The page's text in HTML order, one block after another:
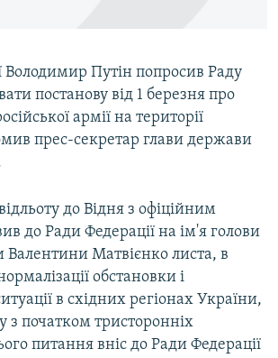
RL
Володимир Путін попросив Раду
постанову від 1 березня про
армії на території
прес-секретар глави держави
до Відня з офіційним
до Ради Федерації на ім'я голови
Валентини Матвієнко листа, в
обстановки і
в східних регіонах України,
з початком тристоронніх
питання вніс до Ради Федерації